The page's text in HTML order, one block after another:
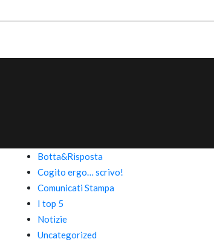
Botta&Risposta
Cogito ergo… scrivo!
Comunicati Stampa
I top 5
Notizie
Uncategorized